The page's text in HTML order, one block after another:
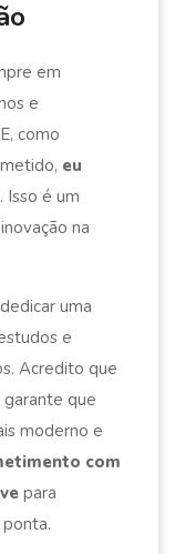
em
e
como
eu
. Isso é um
na
uma
e
Acredito que
que
moderno e
com
para